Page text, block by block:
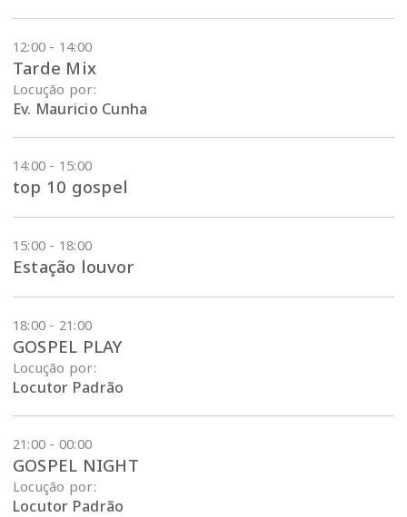
12:00 - 14:00
Tarde Mix
Locução por:
Ev. Mauricio Cunha
14:00 - 15:00
top 10 gospel
15:00 - 18:00
Estação louvor
18:00 - 21:00
GOSPEL PLAY
Locução por:
Locutor Padrão
21:00 - 00:00
GOSPEL NIGHT
Locução por:
Locutor Padrão